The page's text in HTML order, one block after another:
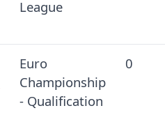
League
Euro
Championship
- Qualification
0